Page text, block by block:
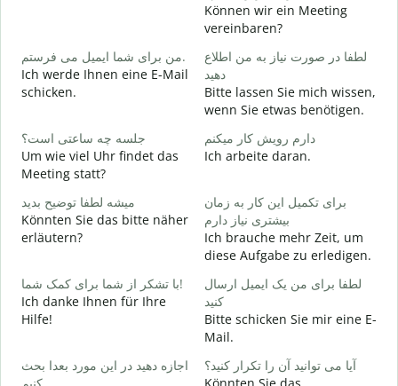
Können wir ein Meeting
vereinbaren?
من برای شما ایمیل می فرستم.
Ich werde Ihnen eine E-Mail
schicken.
لطفا در صورت نیاز به من اطلاع
دهید
Bitte lassen Sie mich wissen,
wenn Sie etwas benötigen.
جلسه چه ساعتی است؟
Um wie viel Uhr findet das
Meeting statt?
دارم رویش کار میکنم
Ich arbeite daran.
میشه لطفا توضیح بدید
Könnten Sie das bitte näher
erläutern?
برای تکمیل این کار به زمان
بیشتری نیاز دارم
Ich brauche mehr Zeit, um
diese Aufgabe zu erledigen.
با تشکر از شما برای کمک شما!
Ich danke Ihnen für Ihre
Hilfe!
لطفا برای من یک ایمیل ارسال
کنید
Bitte schicken Sie mir eine E-
Mail.
اجازه دهید در این مورد بعدا بحث
آیا می توانید آن را تکرار کنید؟